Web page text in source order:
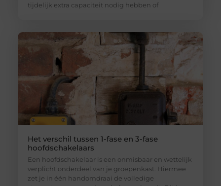
tijdelijk extra capaciteit nodig hebben of
Het verschil tussen 1-fase en 3-fase
hoofdschakelaars
Een hoofdschakelaar is een onmisbaar en wettelijk
verplicht onderdeel van je groepenkast. Hiermee
zet je in één handomdraai de volledige